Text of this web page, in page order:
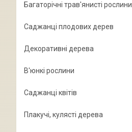
Багаторічні трав'янисті рослини
Саджанці плодових дерев
Декоративні дерева
В'юнкі рослини
Саджанці квітів
Плакучі, кулясті дерева